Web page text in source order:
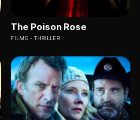
The Poison Rose
FILMS THRILLER